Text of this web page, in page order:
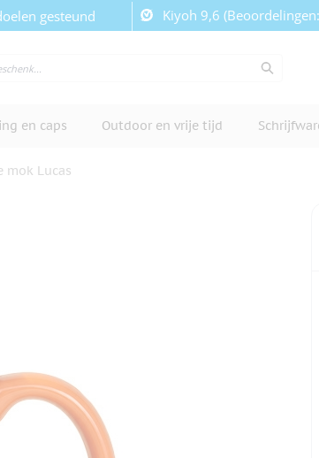
gesteund Kiyoh 9,6
en caps Outdoor en vrije tijd
mok Lucas